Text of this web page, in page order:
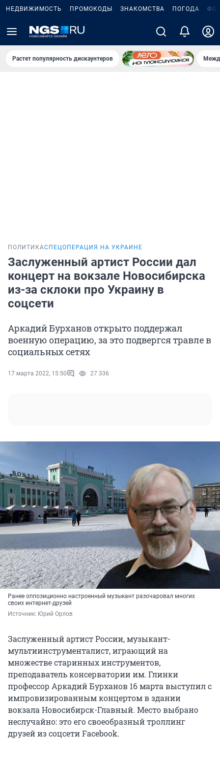
НЕДВИЖИМОСТЬ ПРОМОКОДЫ ЗНАКОМСТВА ПОГОДА
Растет популярность дискаунтеров
ПОЛИТИКАСПЕЦОПЕРАЦИЯ НА УКРАИНЕ
Заслуженный артист России дал
концерт на вокзале Новосибирска
из-за склоки про Украину в
соцсети
Аркадий Бурханов открыто поддержал
военную операцию, за это подвергся травле в
социальных сетях
17 марта 2022, 15:50 27 336
Ранее оппозиционно настроенный музыкант разочаровал многих
своих интернет-друзей
Источник: Юрий Орлов
Заслуженный артист России, музыкант-
мультиинструменталист, играющий на
множестве старинных инструментов,
преподаватель консерватории им. Глинки
профессор Аркадий Бурханов 16 марта выступил с
импровизированным концертом в здании
вокзала Новосибирск-Главный. Место выбрано
неслучайно: это его своеобразный троллинг
друзей из соцсети Facebook.